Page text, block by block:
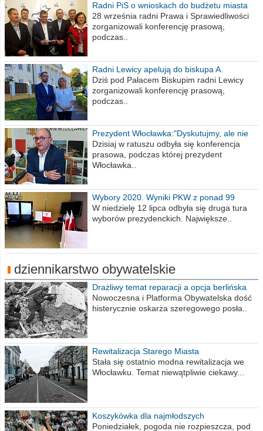
Radni PiS o wnioskach do budżetu miasta
na 2021 rok
28 września radni Prawa i Sprawiedliwości
zorganizowali konferencję prasową,
podczas..
Radni Lewicy apelują do biskupa A.
Wiesława Meringa
Dziś pod Pałacem Biskupim radni Lewicy
zorganizowali konferencję prasową,
podczas..
Prezydent Włocławka:"Dyskutujmy, ale nie
obrażajmy się”
Dzisiaj w ratuszu odbyła się konferencja
prasowa, podczas której prezydent
Włocławka..
Wybory 2020. Wyniki PKW z ponad 99
procent obwodów
W niedzielę 12 lipca odbyła się druga tura
wyborów prezydenckich. Największe..
dziennikarstwo obywatelskie
Drażliwy temat reparacji a opcja berlińska
Nowoczesna i Platforma Obywatelska dość
histerycznie oskarża szeregowego posła..
Rewitalizacja Starego Miasta
Stała się ostatnio modna rewitalizacja we
Włocławku. Temat niewątpliwie ciekawy...
Koszykówka dla najmłodszych
Poniedziałek, pogoda nie rozpieszcza, pod